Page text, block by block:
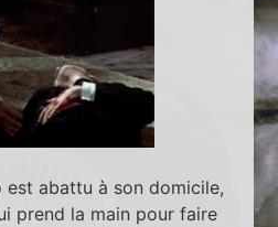
est abattu à son domicile,
prend la main pour faire